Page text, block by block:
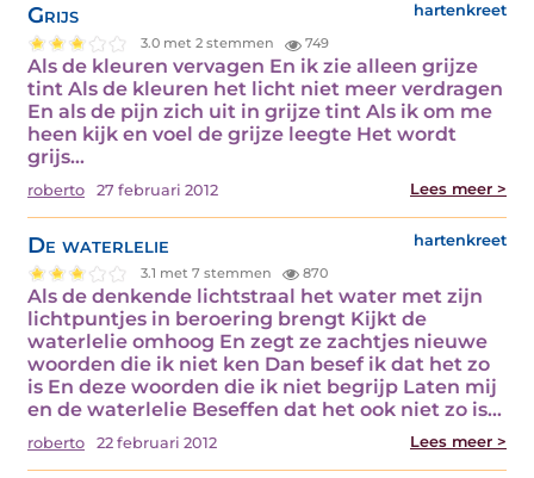
Grijs hartenkreet
3.0 met 2 stemmen 749
Als de kleuren vervagen En ik zie alleen grijze
tint Als de kleuren het licht niet meer verdragen
En als de pijn zich uit in grijze tint Als ik om me
heen kijk en voel de grijze leegte Het wordt
grijs…
roberto 27 februari 2012 Lees meer >
De waterlelie hartenkreet
3.1 met 7 stemmen 870
Als de denkende lichtstraal het water met zijn
lichtpuntjes in beroering brengt Kijkt de
waterlelie omhoog En zegt ze zachtjes nieuwe
woorden die ik niet ken Dan besef ik dat het zo
is En deze woorden die ik niet begrijp Laten mij
en de waterlelie Beseffen dat het ook niet zo is…
roberto 22 februari 2012 Lees meer >